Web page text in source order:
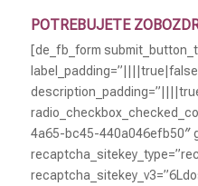
POTREBUJETE
[de_fb_form
4a65-bc45-440a046efb50″